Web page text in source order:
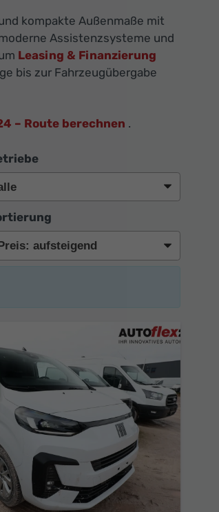
kompakte Außenmaße mit
Assistenzsysteme und
Leasing & Finanzierung
bis zur Fahrzeugübergabe
– Route berechnen .